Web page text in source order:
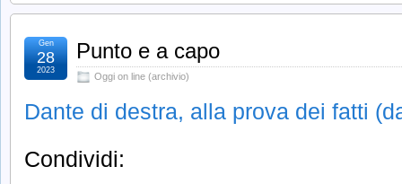
Punto e a capo
Oggi on line (archivio)
Gen
28
2023
Dante di destra, alla prova dei fatti
Condividi: